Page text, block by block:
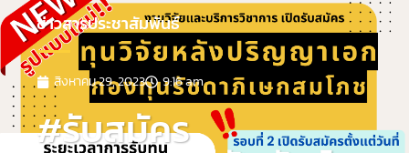
ข่าวสารประชาสัมพันธ์
สิงหาคม 29, 2023 9:16 am
#รับสมัคร